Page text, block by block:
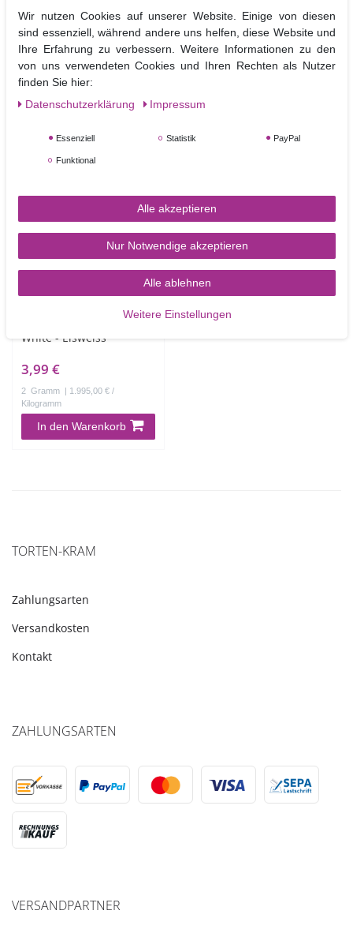
Fettfrei, Nussfrei, Glutenfrei,
Geeignet für vegane, vegetarische und koshere Ernährung.
Angesehene Produkte
Glanzpuderfarbe Ice
White - Eisweiss
3,99 €
2 Gramm
| 1.995,00 € /
Kilogramm
In den Warenkorb
TORTEN-KRAM
Zahlungsarten
Versandkosten
Kontakt
ZAHLUNGSARTEN
VERSANDPARTNER
Wir nutzen Cookies auf unserer Website. Einige von diesen
sind essenziell, während andere uns helfen, diese Website und
Ihre Erfahrung zu verbessern. Weitere Informationen zu den
von uns verwendeten Cookies und Ihren Rechten als Nutzer
finden Sie hier:
Daten­schutz­erklärung
Impressum
Essenziell Statistik PayPal
Funktional
Alle akzeptieren
Nur Notwendige akzeptieren
Alle ablehnen
Weitere Einstellungen